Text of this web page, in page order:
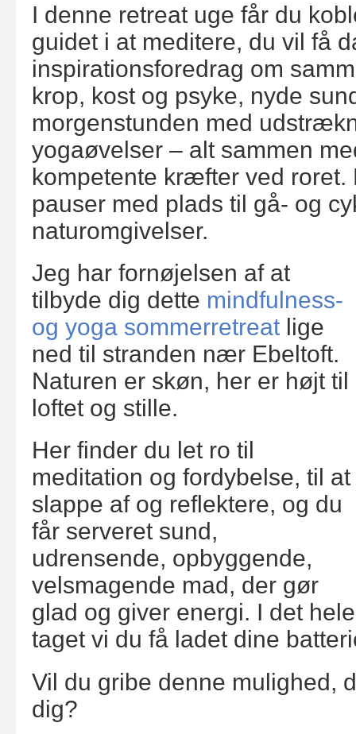
I denne retreat uge får du
guidet i at meditere, du vil få
inspirationsforedrag om
krop, kost og psyke, nyde
morgenstunden med
yogaøvelser – alt sammen
kompetente kræfter ved roret.
pauser med plads til gå- og
naturomgivelser.
Jeg har fornøjelsen af at
tilbyde dig dette mindfulness-
og yoga sommerretreat lige
ned til stranden nær Ebeltoft.
Naturen er skøn, her er højt til
loftet og stille.
Her finder du let ro til
meditation og fordybelse, til at
slappe af og reflektere, og du
får serveret sund,
udrensende, opbyggende,
velsmagende mad, der gør
glad og giver energi. I det hele
taget vi du få ladet dine
Vil du gribe denne mulighed,
dig?